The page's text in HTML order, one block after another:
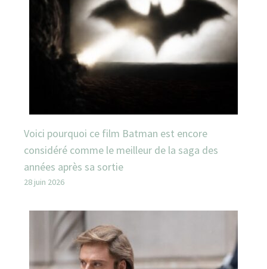
Voici pourquoi ce film Batman est encore
considéré comme le meilleur de la saga des
années après sa sortie
28 juin 2026